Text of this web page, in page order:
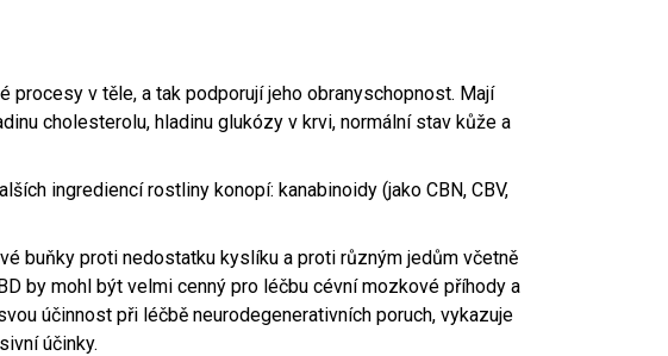
procesy v těle, a tak podporují jeho obranyschopnost. Mají
cholesterolu, hladinu glukózy v krvi, normální stav kůže a
ingrediencí rostliny konopí: kanabinoidy (jako CBN, CBV,
buňky proti nedostatku kyslíku a proti různým jedům včetně
by mohl být velmi cenný pro léčbu cévní mozkové příhody a
účinnost při léčbě neurodegenerativních poruch, vykazuje
účinky.